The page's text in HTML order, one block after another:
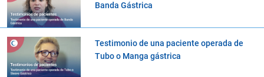
Banda Gástrica
Testimonio de una paciente operada de
Tubo o Manga gástrica